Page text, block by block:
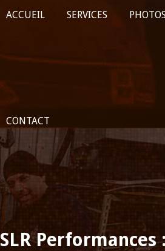
ACCUEIL SERVICES
CONTACT
SLR